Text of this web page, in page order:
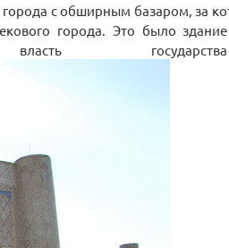
с обширным базаром, за
города. Это было